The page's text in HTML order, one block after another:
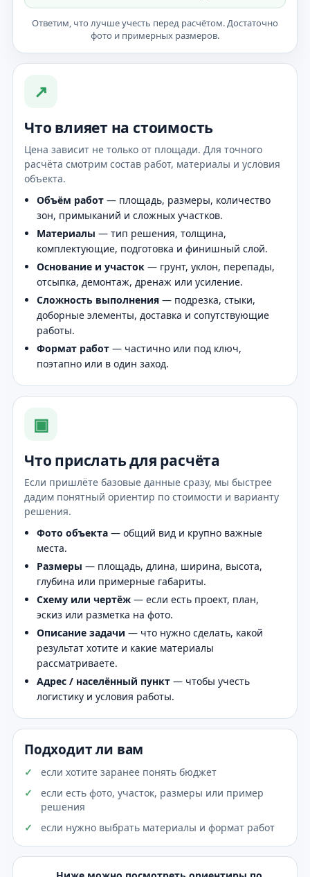
Ответим, что лучше учесть перед расчётом. Достаточно
фото и примерных размеров.
↗
Что влияет на стоимость
Цена зависит не только от площади. Для точного
расчёта смотрим состав работ, материалы и условия
объекта.
Объём работ — площадь, размеры, количество
зон, примыканий и сложных участков.
Материалы — тип решения, толщина,
комплектующие, подготовка и финишный слой.
Основание и участок — грунт, уклон, перепады,
отсыпка, демонтаж, дренаж или усиление.
Сложность выполнения — подрезка, стыки,
доборные элементы, доставка и сопутствующие
работы.
Формат работ — частично или под ключ,
поэтапно или в один заход.
▣
Что прислать для расчёта
Если пришлёте базовые данные сразу, мы быстрее
дадим понятный ориентир по стоимости и варианту
решения.
Фото объекта — общий вид и крупно важные
места.
Размеры — площадь, длина, ширина, высота,
глубина или примерные габариты.
Схему или чертёж — если есть проект, план,
эскиз или разметка на фото.
Описание задачи — что нужно сделать, какой
результат хотите и какие материалы
рассматриваете.
Адрес / населённый пункт — чтобы учесть
логистику и условия работы.
Подходит ли вам
если хотите заранее понять бюджет
если есть фото, участок, размеры или пример
решения
если нужно выбрать материалы и формат работ